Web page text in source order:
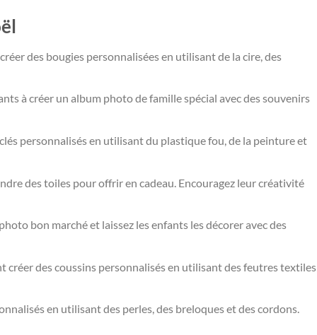
des bougies personnalisées en utilisant de la cire, des
à créer un album photo de famille spécial avec des souvenirs
personnalisés en utilisant du plastique fou, de la peinture et
des toiles pour offrir en cadeau. Encouragez leur créativité
bon marché et laissez les enfants les décorer avec des
créer des coussins personnalisés en utilisant des feutres textiles
en utilisant des perles, des breloques et des cordons.